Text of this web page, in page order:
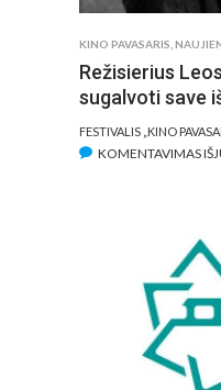
KINO PAVASARIS
Režisierius
sugalvoti save
FESTIVALIS „KINO
KOMENTAVIMAS